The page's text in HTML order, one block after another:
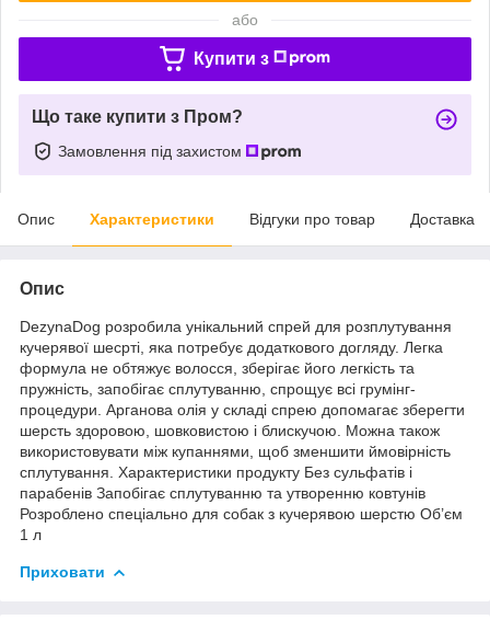
або
Купити з
Що таке купити з Пром?
Замовлення під захистом
Опис Характеристики Відгуки про товар Доставка
Опис
DezynaDog розробила унікальний спрей для розплутування
кучерявої шесрті, яка потребує додаткового догляду. Легка
формула не обтяжує волосся, зберігає його легкість та
пружність, запобігає сплутуванню, спрощує всі грумінг-
процедури. Арганова олія у складі спрею допомагає зберегти
шерсть здоровою, шовковистою і блискучою. Можна також
використовувати між купаннями, щоб зменшити ймовірність
сплутування. Характеристики продукту Без сульфатів і
парабенів Запобігає сплутуванню та утворенню ковтунів
Розроблено спеціально для собак з кучерявою шерстю Об’єм
1 л
Приховати